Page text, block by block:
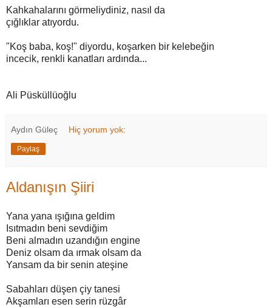
Kahkahalarını görmeliydiniz, nasıl da
çığlıklar atıyordu.
"Koş baba, koş!" diyordu, koşarken bir kelebeğin
incecik, renkli kanatları ardında...
Ali Püsküllüoğlu
Aydın Güleç Hiç yorum yok:
Paylaş
Aldanışın Şiiri
Yana yana ışığına geldim
Isıtmadın beni sevdiğim
Beni almadın uzandığın engine
Deniz olsam da ırmak olsam da
Yansam da bir senin ateşine
Sabahları düşen çiy tanesi
Akşamları esen serin rüzgâr